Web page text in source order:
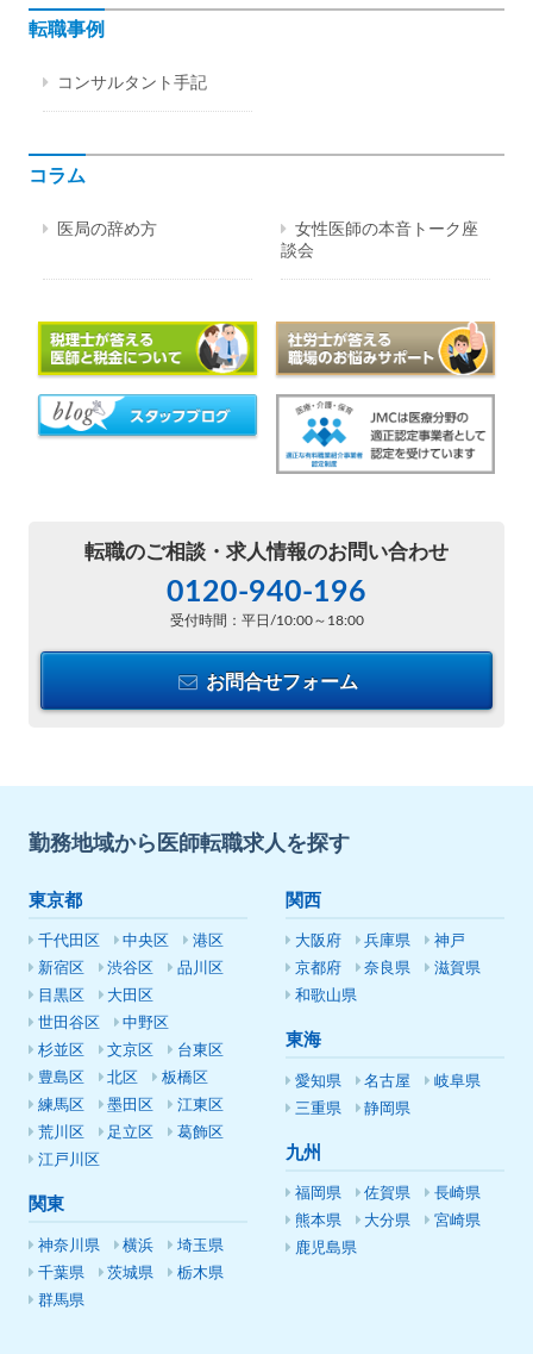
転職事例
コンサルタント手記
コラム
医局の辞め方
女性医師の本音トーク座
談会
転職のご相談・ 求人情報のお問い合わせ
0120-940-196
受付時間：平日/10:00～18:00
お問合せフォーム
勤務地域から医師転職求人を探す
東京都
千代田区 中央区
港区
新宿区
渋谷区
品川区
目黒区
大田区
世田谷区
中野区
杉並区
文京区
台東区
豊島区
北区
板橋区
練馬区
墨田区
江東区
荒川区
足立区
葛飾区
江戸川区
関東
神奈川県 横浜
埼玉県
千葉県
茨城県
栃木県
群馬県
関西
大阪府 兵庫県
神戸
京都府
奈良県
滋賀県
和歌山県
東海
愛知県 名古屋
岐阜県
三重県
静岡県
九州
福岡県 佐賀県
長崎県
熊本県
大分県
宮崎県
鹿児島県